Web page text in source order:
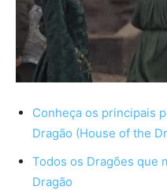
Conheça os principais
Dragão (House of the
Todos os Dragões que
Dragão